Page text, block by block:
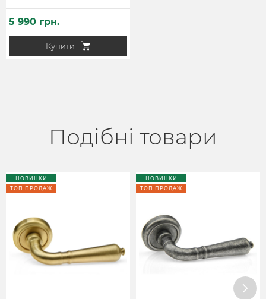
Купити
5 990 грн.
Подібні товари
НОВИНКИ
ТОП ПРОДАЖ
НОВИНКИ
ТОП ПРОДАЖ